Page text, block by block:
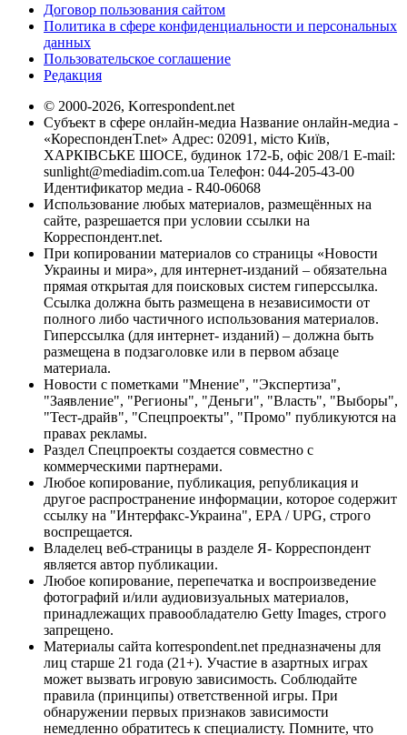
Договор пользования сайтом
Политика в сфере конфиденциальности и персональных
данных
Пользовательское соглашение
Редакция
© 2000-2026, Korrespondent.net
Субъект в сфере онлайн-медиа Название онлайн-медиа -
«КореспонденТ.net» Адрес: 02091, місто Київ,
ХАРКІВСЬКЕ ШОСЕ, будинок 172-Б, офіс 208/1 E-mail:
sunlight@mediadim.com.ua Телефон: 044-205-43-00
Идентификатор медиа - R40-06068
Использование любых материалов, размещённых на
сайте, разрешается при условии ссылки на
Корреспондент.net.
При копировании материалов со страницы «Новости
Украины и мира», для интернет-изданий – обязательна
прямая открытая для поисковых систем гиперссылка.
Ссылка должна быть размещена в независимости от
полного либо частичного использования материалов.
Гиперссылка (для интернет- изданий) – должна быть
размещена в подзаголовке или в первом абзаце
материала.
Новости с пометками "Мнение", "Экспертиза",
"Заявление", "Регионы", "Деньги", "Власть", "Выборы",
"Тест-драйв", "Спецпроекты", "Промо" публикуются на
правах рекламы.
Раздел Спецпроекты создается совместно с
коммерческими партнерами.
Любое копирование, публикация, републикация и
другое распространение информации, которое содержит
ссылку на "Интерфакс-Украина", EPA / UPG, строго
воспрещается.
Владелец веб-страницы в разделе Я- Корреспондент
является автор публикации.
Любое копирование, перепечатка и воспроизведение
фотографий и/или аудиовизуальных материалов,
принадлежащих правообладателю Getty Images, строго
запрещено.
Материалы сайта korrespondent.net предназначены для
лиц старше 21 года (21+). Участие в азартных играх
может вызвать игровую зависимость. Соблюдайте
правила (принципы) ответственной игры. При
обнаружении первых признаков зависимости
немедленно обратитесь к специалисту. Помните, что